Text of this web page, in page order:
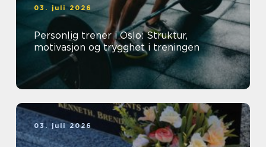
03. juli 2026
Personlig trener i Oslo: Struktur,
motivasjon og trygghet i treningen
03. juli 2026